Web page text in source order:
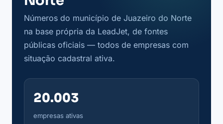
Números do município de Juazeiro do Norte
na base própria da LeadJet, de fontes
públicas oficiais — todos de empresas com
situação cadastral ativa.
20.003
empresas ativas